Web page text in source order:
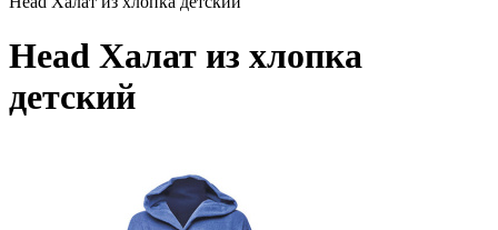
Head Халат из хлопка
детский